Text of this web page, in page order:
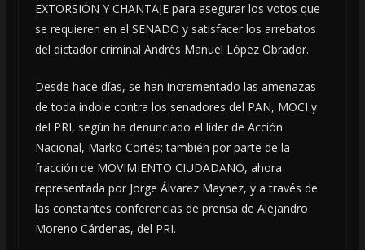
EXTORSIÓN Y CHANTAJE para asegurar los votos que
se requieren en el SENADO y satisfacer los arrebatos
del dictador criminal Andrés Manuel López Obrador.
Desde hace días, se han incrementado las amenazas
de toda índole contra los senadores del PAN, MOCI y
del PRI, según ha denunciado el líder de Acción
Nacional, Marko Cortés; también por parte de la
fracción de MOVIMIENTO CIUDADANO, ahora
representada por Jorge Álvarez Maynez, y a través de
las constantes conferencias de prensa de Alejandro
Moreno Cárdenas, del PRI.